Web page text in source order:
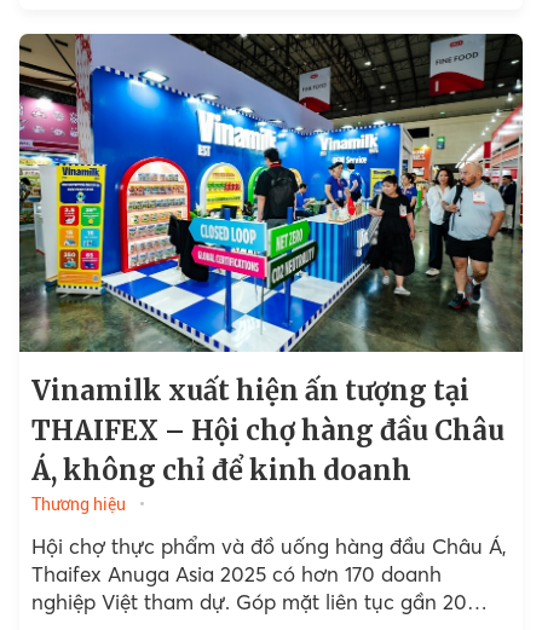
Vinamilk xuất hiện ấn tượng tại
THAIFEX – Hội chợ hàng đầu Châu
Á, không chỉ để kinh doanh
Thương hiệu
Hội chợ thực phẩm và đồ uống hàng đầu Châu Á,
Thaifex Anuga Asia 2025 có hơn 170 doanh
nghiệp Việt tham dự. Góp mặt liên tục gần 20